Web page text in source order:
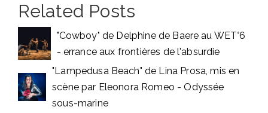
Related Posts
"Cowboy" de Delphine de Baere au WET°6
- errance aux frontières de l'absurdie
"Lampedusa Beach" de Lina Prosa, mis en
scène par Eleonora Romeo - Odyssée
sous-marine